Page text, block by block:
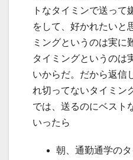
トなタイミンで送って
をして、好かれたいと
ミングというのは実に
タイミングというのは
いからだ。だから返信
れ切ってないタイミン
では、送るのにベスト
いったら
朝、通勤通学の